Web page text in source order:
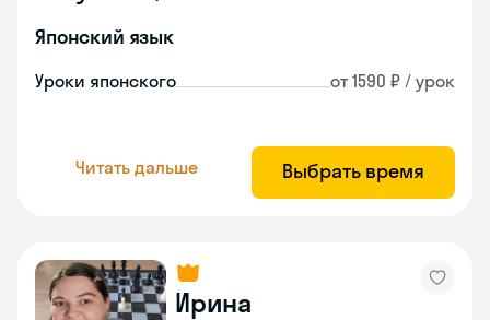
Японский язык
Уроки японского от 1590 ₽ / урок
Читать дальше Выбрать время
Ирина